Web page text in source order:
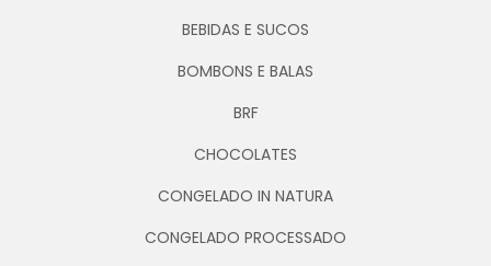
BEBIDAS E SUCOS
BOMBONS E BALAS
BRF
CHOCOLATES
CONGELADO IN NATURA
CONGELADO PROCESSADO